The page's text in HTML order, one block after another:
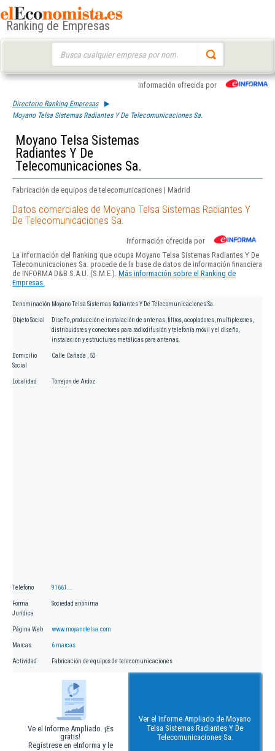
Ranking de Empresas
Información ofrecida por
Directorio Ranking Empresas
Moyano Telsa Sistemas Radiantes Y De Telecomunicaciones Sa.
Moyano Telsa Sistemas
Radiantes Y De
Telecomunicaciones Sa.
Fabricación de equipos de telecomunicaciones | Madrid
Datos comerciales de Moyano Telsa Sistemas Radiantes Y
De Telecomunicaciones Sa.
Información ofrecida por
La información del Ranking que ocupa Moyano Telsa Sistemas Radiantes Y De
Telecomunicaciones Sa. procede de la base de datos de información financiera
de INFORMA D&B S.A.U. (S.M.E.). Más información sobre el Ranking de
Empresas.
Denominación Moyano Telsa Sistemas Radiantes Y De Telecomunicaciones Sa.
Objeto Social
Diseño, producción e instalación de antenas, filtros, acopladores, multiplexores,
distribuidores y conectores para radiodifusión y telefonía móvil y el diseño,
instalación y estructuras metálicas para antenas.
Domicilio
Social
Calle Cañada , 53
Localidad Torrejon de Ardoz
Teléfono 91661...
Forma
Jurídica
Sociedad anónima
Página Web www.moyanotelsa.com
Marcas 6 marcas
Actividad Fabricación de equipos de telecomunicaciones
Ve el Informe Ampliado. ¡Es
gratis!
Regístrese en eInforma y le
Ver el Informe Ampliado de Moyano
Telsa Sistemas Radiantes Y De
Telecomunicaciones Sa.